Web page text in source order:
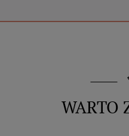
WARTO